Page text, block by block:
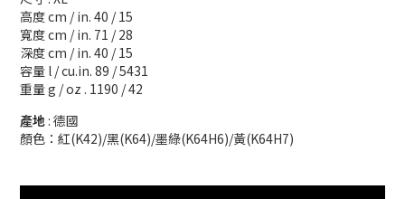
高度 cm / in. 40 / 15
寬度 cm / in. 71 / 28
深度 cm / in. 40 / 15
容量 l / cu.in. 89 / 5431
重量 g / oz . 1190 / 42
產地 : 德國
顏色：紅(K42)/黑(K64)/墨綠(K64H6)/黃(K64H7)